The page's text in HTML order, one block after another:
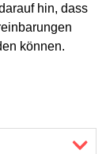
hin, dass
können.